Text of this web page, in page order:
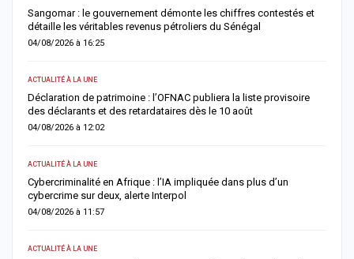
Sangomar : le gouvernement démonte les chiffres contestés et
détaille les véritables revenus pétroliers du Sénégal
04/08/2026 à 16:25
ACTUALITÉ À LA UNE
Déclaration de patrimoine : l’OFNAC publiera la liste provisoire
des déclarants et des retardataires dès le 10 août
04/08/2026 à 12:02
ACTUALITÉ À LA UNE
Cybercriminalité en Afrique : l’IA impliquée dans plus d’un
cybercrime sur deux, alerte Interpol
04/08/2026 à 11:57
ACTUALITÉ À LA UNE